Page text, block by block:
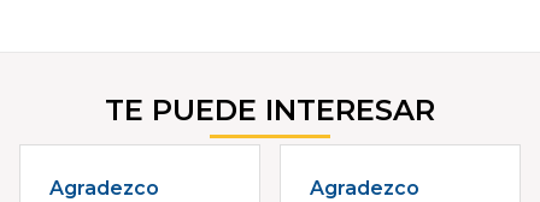
TE PUEDE INTERESAR
Agradezco Agradezco